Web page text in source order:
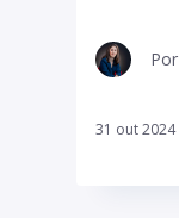
Por
31 out 2024